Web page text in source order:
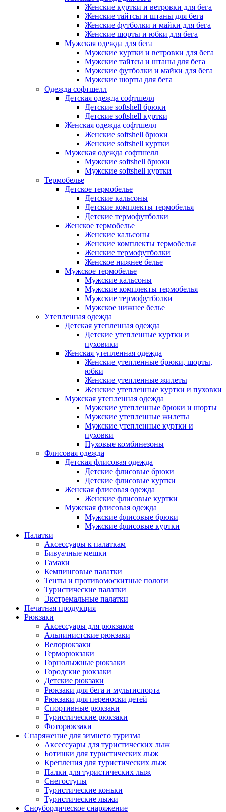
Женские куртки и ветровки для бега
Женские тайтсы и штаны для бега
Женские футболки и майки для бега
Женские шорты и юбки для бега
Мужская одежда для бега
Мужские куртки и ветровки для бега
Мужские тайтсы и штаны для бега
Мужские футболки и майки для бега
Мужские шорты для бега
Одежда софтшелл
Детская одежда софтшелл
Детские softshell брюки
Детские softshell куртки
Женская одежда софтшелл
Женские softshell брюки
Женские softshell куртки
Мужская одежда софтшелл
Мужские softshell брюки
Мужские softshell куртки
Термобелье
Детское термобелье
Детские кальсоны
Детские комплекты термобелья
Детские термофутболки
Женское термобелье
Женские кальсоны
Женские комплекты термобелья
Женские термофутболки
Женское нижнее белье
Мужское термобелье
Мужские кальсоны
Мужские комплекты термобелья
Мужские термофутболки
Мужское нижнее белье
Утепленная одежда
Детская утепленная одежда
Детские утепленные куртки и
пуховики
Женская утепленная одежда
Женские утепленные брюки, шорты,
юбки
Женские утепленные жилеты
Женские утепленные куртки и пуховки
Мужская утепленная одежда
Мужские утепленные брюки и шорты
Мужские утепленные жилеты
Мужские утепленные куртки и
пуховки
Пуховые комбинезоны
Флисовая одежда
Детская флисовая одежда
Детские флисовые брюки
Детские флисовые куртки
Женская флисовая одежда
Женские флисовые куртки
Мужская флисовая одежда
Мужские флисовые брюки
Мужские флисовые куртки
Палатки
Аксессуары к палаткам
Бивуачные мешки
Гамаки
Кемпинговые палатки
Тенты и противомоскитные пологи
Туристические палатки
Экстремальные палатки
Печатная продукция
Рюкзаки
Аксессуары для рюкзаков
Альпинистские рюкзаки
Велорюкзаки
Герморюкзаки
Горнолыжные рюкзаки
Городские рюкзаки
Детские рюкзаки
Рюкзаки для бега и мультиспорта
Рюкзаки для переноски детей
Спортивные рюкзаки
Туристические рюкзаки
Фоторюкзаки
Снаряжение для зимнего туризма
Аксессуары для туристических лыж
Ботинки для туристических лыж
Крепления для туристических лыж
Палки для туристических лыж
Снегоступы
Туристические коньки
Туристические лыжи
Сноубордическое снаряжение